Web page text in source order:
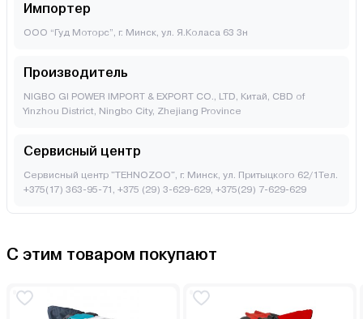
Импортер
ООО “Гуд Моторс”, г. Минск, ул. Я.Коласа 63 3н
Производитель
NIGBO GI POWER IMPORT & EXPORT CO., LTD, Китай, CBD of
Yinzhou District, Ningbo City, Zhejiang Province
Сервисный центр
Сервисный центр "TEHNOZOO", г. Минск, ул. Притыцкого 62/1Тел.
+375(17) 363-95-71, +375 (29) 3-629-629, +375(29) 7-629-629
С этим товаром покупают